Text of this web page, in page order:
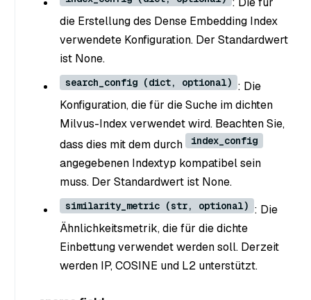
die Erstellung des Dense Embedding Index
verwendete Konfiguration. Der Standardwert
ist None.
search_config (dict, optional) : Die
Konfiguration, die für die Suche im dichten
Milvus-Index verwendet wird. Beachten Sie,
dass dies mit dem durch
index_config
angegebenen Indextyp kompatibel sein
muss. Der Standardwert ist None.
similarity_metric (str, optional) : Die
Ähnlichkeitsmetrik, die für die dichte
Einbettung verwendet werden soll. Derzeit
werden IP, COSINE und L2 unterstützt.